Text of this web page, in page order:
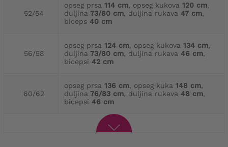
52/54
opseg prsa 114 cm, opseg kukova 120 cm,
duljina 73/80 cm, duljina rukava 47 cm,
biceps 40 cm
56/58
opseg prsa 124 cm, opseg kukova 134 cm,
duljina 73/80 cm, duljina rukava 46 cm,
bicepsi 42 cm
60/62
opseg prsa 136 cm, opseg kuka 148 cm,
duljina 76/83 cm, duljina rukava 48 cm,
bicepsi 46 cm